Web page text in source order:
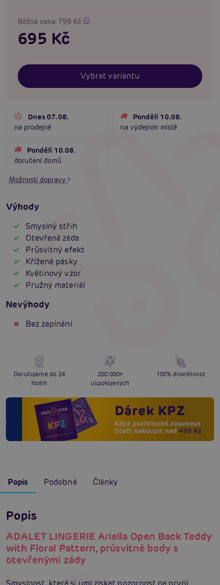
Běžná cena 799 Kč
695 Kč
Vybrat variantu
Dnes 07.08.
na prodejně
Pondělí 10.08.
na výdejním místě
Pondělí 10.08.
doručení domů
Možnosti dopravy
Výhody
Smyslný střih
Otevřená záda
Průsvitný efekt
Křížené pásky
Květinový vzor
Pružný materiál
Nevýhody
Bez zapínání
Doručujeme do 24
hodin
200 000+
uspokojených
100% diskrétnost
Popis Podobné Články
Popis
ADALET LINGERIE Ariella Open Back Teddy
with Floral Pattern, průsvitné body s
otevřenými zády